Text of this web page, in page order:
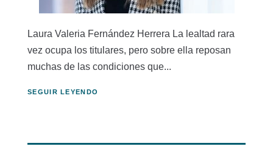
Laura Valeria Fernández Herrera La lealtad rara
vez ocupa los titulares, pero sobre ella reposan
muchas de las condiciones que...
SEGUIR LEYENDO